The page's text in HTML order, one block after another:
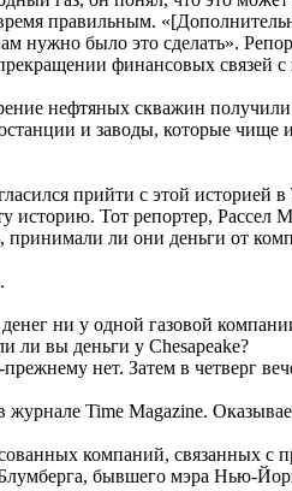
правильным.
нужно было это сделать».
финансовых связей
нефтяных скважин
и заводы, которые
прийти с этой историей
историю. Тот репортер,
принимали ли они деньги от
ни у одной газовой
ли вы деньги у Chesapeake?
нет. Затем в четверг
Time Magazine.
компаний, связанных
бывшего мэра Нью-